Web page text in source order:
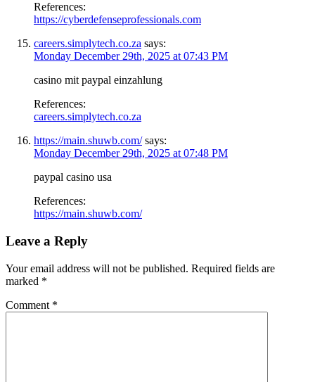
References:
https://cyberdefenseprofessionals.com
careers.simplytech.co.za says:
Monday December 29th, 2025 at 07:43 PM
casino mit paypal einzahlung
References:
careers.simplytech.co.za
https://main.shuwb.com/ says:
Monday December 29th, 2025 at 07:48 PM
paypal casino usa
References:
https://main.shuwb.com/
Leave a Reply
Your email address will not be published. Required fields are
marked *
Comment *